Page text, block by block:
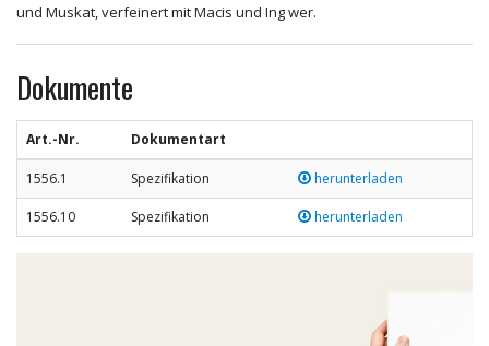
und Muskat, verfeinert mit Macis und Ing wer.
Dokumente
Art.-Nr. Dokumentart
1556.1 Spezifikation herunterladen
1556.10 Spezifikation herunterladen